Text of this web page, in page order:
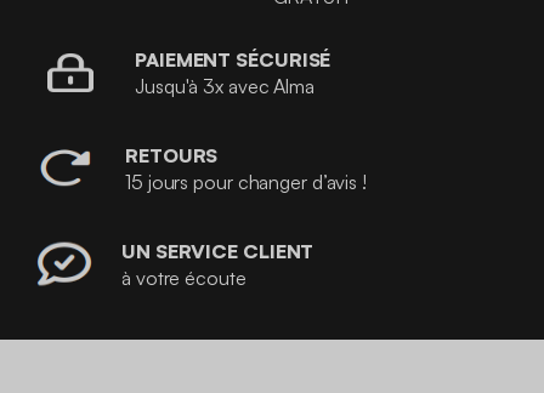
PAIEMENT SÉCURISÉ
Jusqu'à 3x avec Alma
RETOURS
15 jours pour changer d’avis !
UN SERVICE CLIENT
à votre écoute